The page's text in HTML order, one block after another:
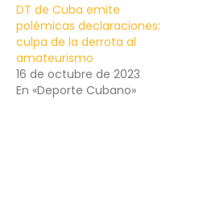
DT de Cuba emite
polémicas declaraciones:
culpa de la derrota al
amateurismo
16 de octubre de 2023
En «Deporte Cubano»